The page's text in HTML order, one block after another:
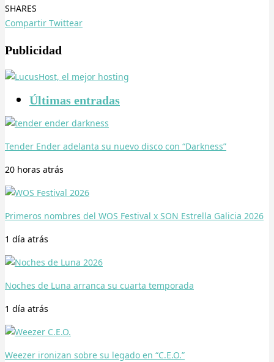
SHARES
Compartir Twittear
Publicidad
Últimas entradas
Tender Ender adelanta su nuevo disco con “Darkness”
20 horas atrás
Primeros nombres del WOS Festival x SON Estrella Galicia 2026
1 día atrás
Noches de Luna arranca su cuarta temporada
1 día atrás
Weezer ironizan sobre su legado en “C.E.O.”